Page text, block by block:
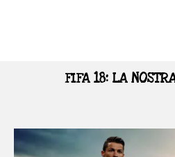
FIFA 18: LA